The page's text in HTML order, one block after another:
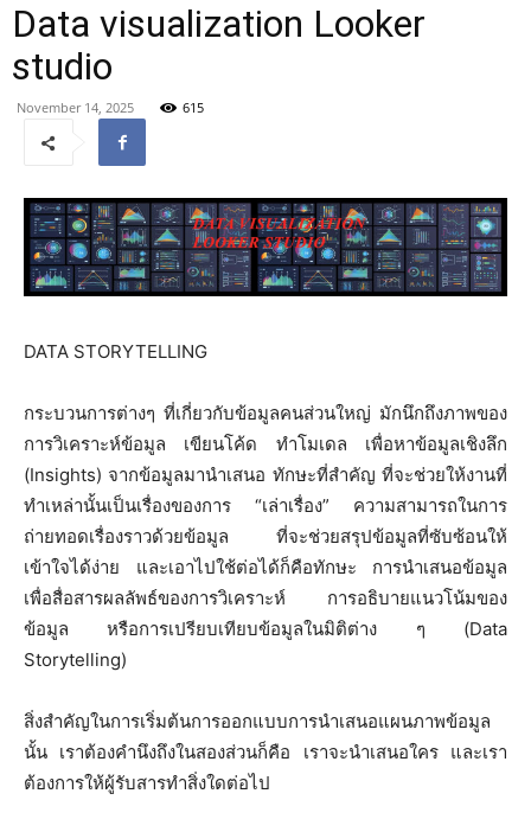
Data visualization Looker
studio
November 14, 2025 615
DATA STORYTELLING
กระบวนการต่างๆ ที่เกี่ยวกับข้อมูลคนส่วนใหญ่ มักนึกถึงภาพของ
การวิเคราะห์ข้อมูล เขียนโค้ด ทำโมเดล เพื่อหาข้อมูลเชิงลึก
(Insights) จากข้อมูลมานำเสนอ ทักษะที่สำคัญ ที่จะช่วยให้งานที่
ทำเหล่านั้นเป็นเรื่องของการ “เล่าเรื่อง” ความสามารถในการ
ถ่ายทอดเรื่องราวด้วยข้อมูล ที่จะช่วยสรุปข้อมูลที่ซับซ้อนให้
เข้าใจได้ง่าย และเอาไปใช้ต่อได้ก็คือทักษะ การนำเสนอข้อมูล
เพื่อสื่อสารผลลัพธ์ของการวิเคราะห์ การอธิบายแนวโน้มของ
ข้อมูล หรือการเปรียบเทียบข้อมูลในมิติต่าง ๆ (Data
Storytelling)
สิ่งสำคัญในการเริ่มต้นการออกแบบการนำเสนอแผนภาพข้อมูล
นั้น เราต้องคำนึงถึงในสองส่วนก็คือ เราจะนำเสนอใคร และเรา
ต้องการให้ผู้รับสารทำสิ่งใดต่อไป